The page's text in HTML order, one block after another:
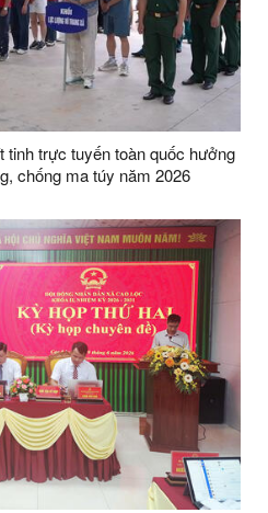
tinh trực tuyến toàn quốc hưởng
chống ma túy năm 2026